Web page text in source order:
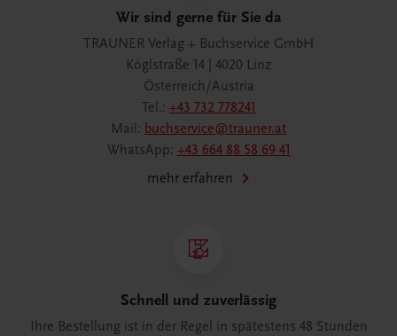
Wir sind gerne für Sie da
TRAUNER Verlag + Buchservice GmbH
Köglstraße 14 | 4020 Linz
Österreich/Austria
Tel.: +43 732 778241
Mail: buchservice@trauner.at
WhatsApp: +43 664 88 58 69 41
mehr erfahren
Schnell und zuverlässig
Ihre Bestellung ist in der Regel in spätestens 48 Stunden